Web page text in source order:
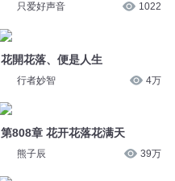
只爱好声音 1022
花開花落、便是人生
行者妙智 4万
第808章 花开花落花满天
熊子辰 39万